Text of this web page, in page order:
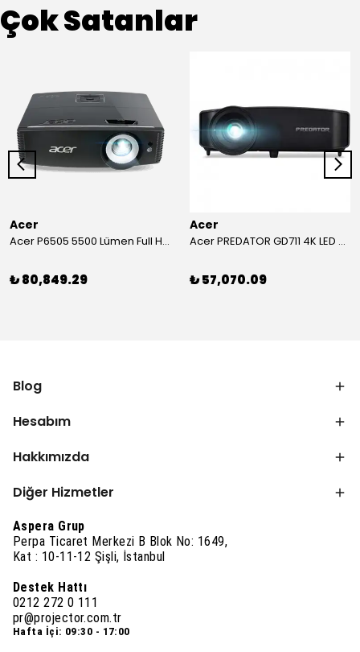
Çok Satanlar
Acer
Acer P6505 5500 Lümen Full HD Toplantı Odası Projeksiyonu
₺ 80,849.29
Acer
Acer PREDATOR GD711 4K LED Projeksiyon
₺ 57,070.09
Blog
Hesabım
Hakkımızda
Diğer Hizmetler
Aspera Grup
Perpa Ticaret Merkezi B Blok No: 1649,
Kat : 10-11-12 Şişli, İstanbul
Destek Hattı
0212 272 0 111
pr@projector.com.tr
Hafta İçi: 09:30 - 17:00